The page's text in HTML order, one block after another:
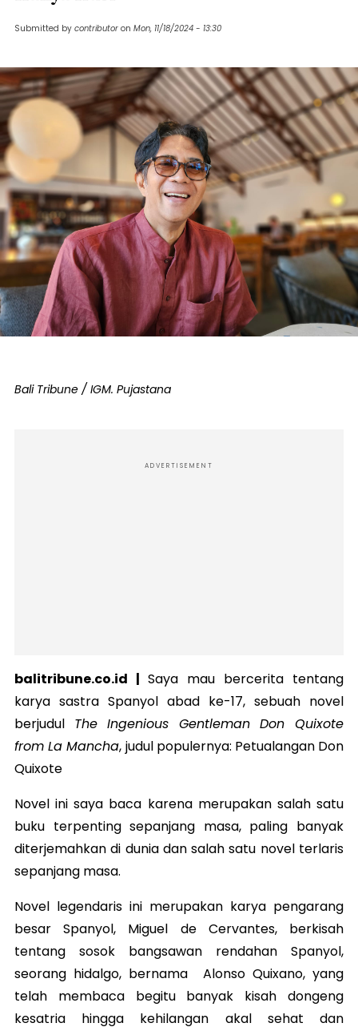
Submitted by contributor on Mon, 11/18/2024 - 13:30
Bali Tribune / IGM. Pujastana
ADVERTISEMENT
balitribune.co.id | Saya mau bercerita tentang
karya sastra Spanyol abad ke-17, sebuah novel
berjudul The Ingenious Gentleman Don Quixote
from La Mancha, judul populernya: Petualangan Don
Quixote
Novel ini saya baca karena merupakan salah satu
buku terpenting sepanjang masa, paling banyak
diterjemahkan di dunia dan salah satu novel terlaris
sepanjang masa.
Novel legendaris ini merupakan karya pengarang
besar Spanyol, Miguel de Cervantes, berkisah
tentang sosok bangsawan rendahan Spanyol,
seorang hidalgo, bernama Alonso Quixano, yang
telah membaca begitu banyak kisah dongeng
kesatria hingga kehilangan akal sehat dan